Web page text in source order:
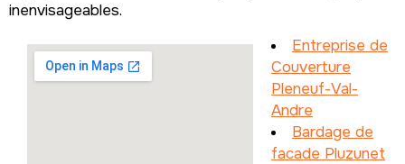
inenvisageables.
Entreprise de
Couverture
Pleneuf-Val-
Andre
Bardage de
facade Pluzunet